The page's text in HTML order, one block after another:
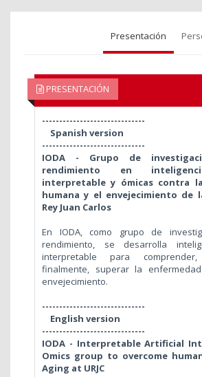
Presentación
PRESENTACIÓN
------------------------------
Spanish version
------------------------------
IODA - Grupo de
rendimiento en
interpretable y ómicas contra
humana y el envejecimiento de
Rey Juan Carlos
En IODA, como grupo de
rendimiento, se desarrolla
interpretable para
finalmente, superar la
envejecimiento.
------------------------------
English version
------------------------------
IODA - Interpretable Artificial
Omics group to overcome
Aging at URJC